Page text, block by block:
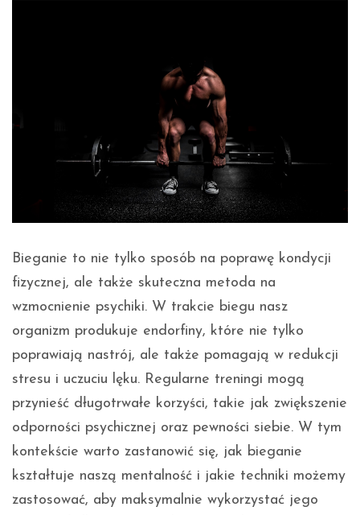
Bieganie to nie tylko sposób na poprawę kondycji
fizycznej, ale także skuteczna metoda na
wzmocnienie psychiki. W trakcie biegu nasz
organizm produkuje endorfiny, które nie tylko
poprawiają nastrój, ale także pomagają w redukcji
stresu i uczuciu lęku. Regularne treningi mogą
przynieść długotrwałe korzyści, takie jak zwiększenie
odporności psychicznej oraz pewności siebie. W tym
kontekście warto zastanowić się, jak bieganie
kształtuje naszą mentalność i jakie techniki możemy
zastosować, aby maksymalnie wykorzystać jego